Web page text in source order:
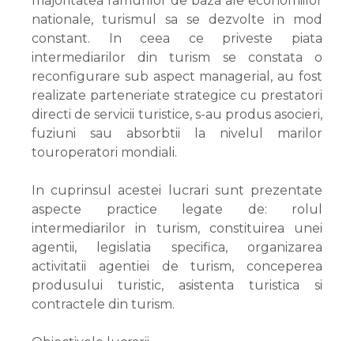
nationale, turismul sa se dezvolte in mod
constant. In ceea ce priveste piata
intermediarilor din turism se constata o
reconfigurare sub aspect managerial, au fost
realizate parteneriate strategice cu prestatori
directi de servicii turistice, s-au produs asocieri,
fuziuni sau absorbtii la nivelul marilor
touroperatori mondiali.
In cuprinsul acestei lucrari sunt prezentate
aspecte practice legate de: rolul
intermediarilor in turism, constituirea unei
agentii, legislatia specifica, organizarea
activitatii agentiei de turism, conceperea
produsului turistic, asistenta turistica si
contractele din turism.